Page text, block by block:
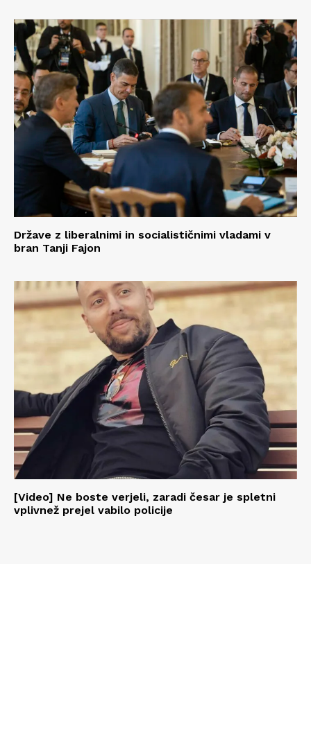
Države z liberalnimi in socialističnimi vladami v
bran Tanji Fajon
[Video] Ne boste verjeli, zaradi česar je spletni
vplivnež prejel vabilo policije